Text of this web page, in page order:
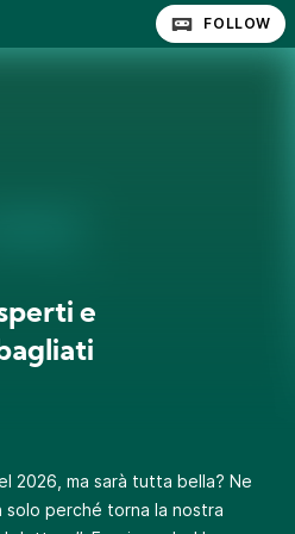
FOLLOW
e
2026, ma sarà tutta bella? Ne
solo perché torna la nostra